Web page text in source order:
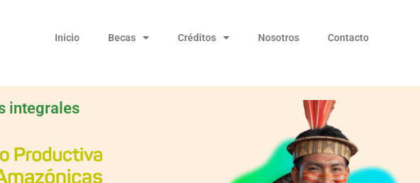
Inicio Becas Créditos Nosotros Contacto
integrales